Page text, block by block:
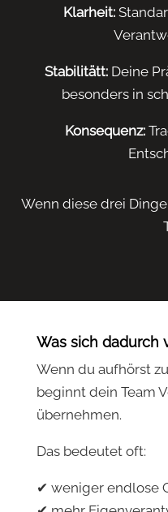
Klarheit:
Stabilitätt: Deine
besonders in
Konsequenz:
Wenn diese drei
Was sich dadurch
Wenn du aufhörst
beginnt dein Team
übernehmen.
Das bedeutet oft:
✔ weniger endlose